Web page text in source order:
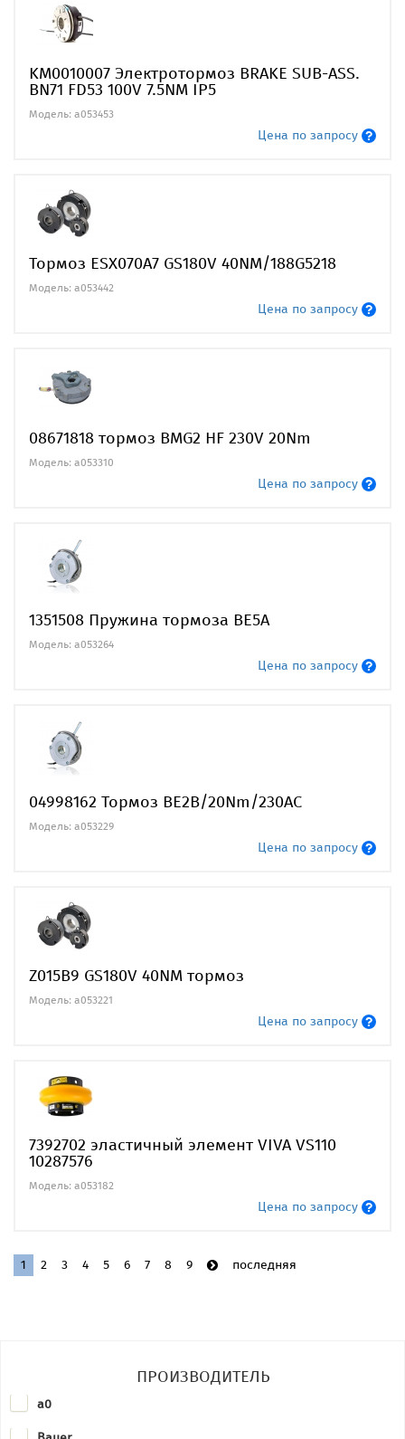
KM0010007 Электротормоз BRAKE SUB-ASS.
BN71 FD53 100V 7.5NM IP5
Модель: a053453
Цена по запросу
Тормоз ESX070A7 GS180V 40NM/188G5218
Модель: a053442
Цена по запросу
08671818 тормоз BMG2 HF 230V 20Nm
Модель: a053310
Цена по запросу
1351508 Пружина тормоза BE5A
Модель: a053264
Цена по запросу
04998162 Тормоз BE2B/20Nm/230AC
Модель: a053229
Цена по запросу
Z015B9 GS180V 40NM тормоз
Модель: a053221
Цена по запросу
7392702 эластичный элемент VIVA VS110
10287576
Модель: a053182
Цена по запросу
1 2 3 4 5 6 7 8 9 последняя
ПРОИЗВОДИТЕЛЬ
a0